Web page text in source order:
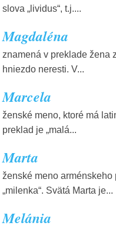
slova „lividus“, t.j....
Magdaléna
znamená v preklade žena
hniezdo neresti. V...
Marcela
ženské meno, ktoré má
preklad je „malá...
Marta
ženské meno arménskeho
„milenka“. Svätá Marta je...
Melánia